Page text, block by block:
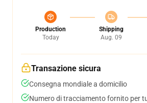
Production
Today
Shipping
Aug. 09
Transazione sicura
Consegna mondiale a domicilio
Numero di tracciamento fornito per